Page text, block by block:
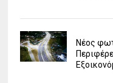
Νέος